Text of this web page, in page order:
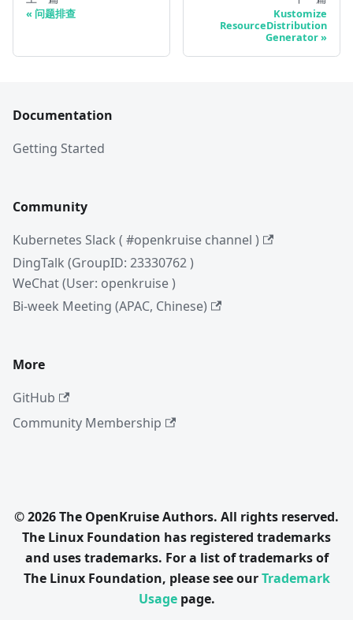
问题排查
Kustomize
ResourceDistribution
Generator
Documentation
Getting Started
Community
Kubernetes Slack ( #openkruise channel )
DingTalk (GroupID: 23330762 )
WeChat (User: openkruise )
Bi-week Meeting (APAC, Chinese)
More
GitHub
Community Membership
© 2026 The OpenKruise Authors. All rights reserved.
The Linux Foundation has registered trademarks
and uses trademarks. For a list of trademarks of
The Linux Foundation, please see ourTrademark
Usagepage.